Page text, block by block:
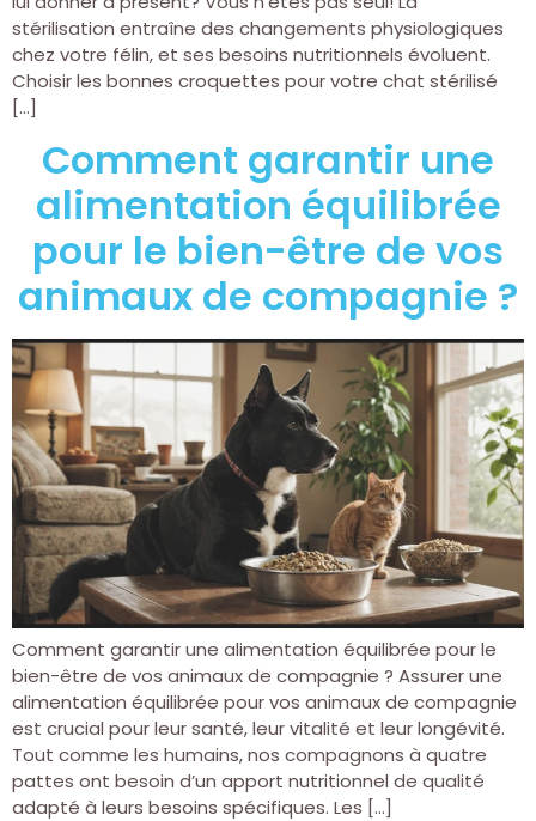
stérilisation entraîne des changements physiologiques
chez votre félin, et ses besoins nutritionnels évoluent.
Choisir les bonnes croquettes pour votre chat stérilisé
[…]
Comment garantir une
alimentation équilibrée
pour le bien-être de vos
animaux de compagnie ?
Comment garantir une alimentation équilibrée pour le
bien-être de vos animaux de compagnie ? Assurer une
alimentation équilibrée pour vos animaux de compagnie
est crucial pour leur santé, leur vitalité et leur longévité.
Tout comme les humains, nos compagnons à quatre
pattes ont besoin d’un apport nutritionnel de qualité
adapté à leurs besoins spécifiques. Les […]